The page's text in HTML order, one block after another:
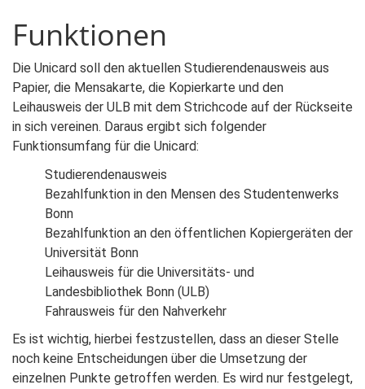
Funktionen
Die Unicard soll den aktuellen Studierendenausweis aus
Papier, die Mensakarte, die Kopierkarte und den
Leihausweis der ULB mit dem Strichcode auf der Rückseite
in sich vereinen. Daraus ergibt sich folgender
Funktionsumfang für die Unicard:
Studierendenausweis
Bezahlfunktion in den Mensen des Studentenwerks
Bonn
Bezahlfunktion an den öffentlichen Kopiergeräten der
Universität Bonn
Leihausweis für die Universitäts- und
Landesbibliothek Bonn (ULB)
Fahrausweis für den Nahverkehr
Es ist wichtig, hierbei festzustellen, dass an dieser Stelle
noch keine Entscheidungen über die Umsetzung der
einzelnen Punkte getroffen werden. Es wird nur festgelegt,